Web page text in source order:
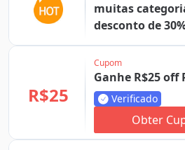
muitas
desconto de
R$25
Cupom
Ganhe R$25 off
Verificado
Obter